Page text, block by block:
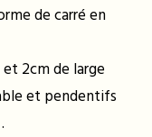
de carré en
2cm de large
et pendentifs